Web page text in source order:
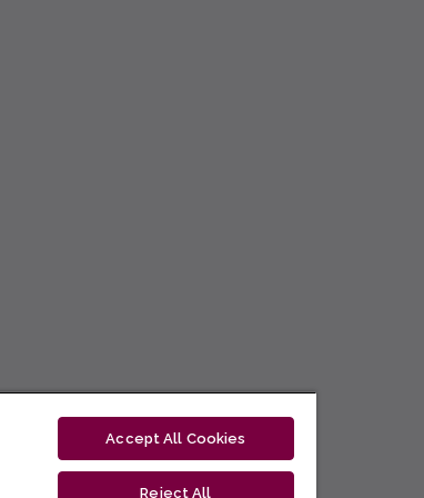
Accept All Cookies
Reject All